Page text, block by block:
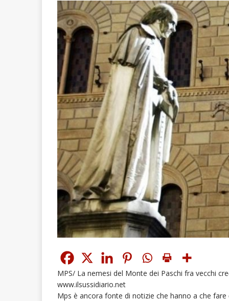
MPS/ La nemesi del Monte dei Paschi fra vecchi
www.ilsussidiario.net
Mps è ancora fonte di notizie che hanno a che